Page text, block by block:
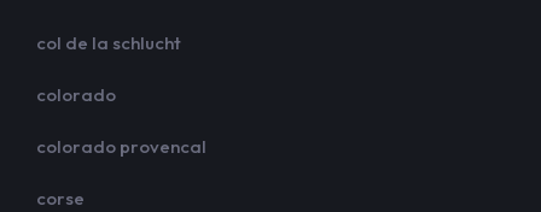
col de la schlucht
colorado
colorado provencal
corse